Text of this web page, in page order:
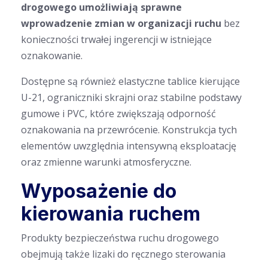
drogowego umożliwiają sprawne
wprowadzenie zmian w organizacji ruchu bez
konieczności trwałej ingerencji w istniejące
oznakowanie.
Dostępne są również elastyczne tablice kierujące
U-21, ograniczniki skrajni oraz stabilne podstawy
gumowe i PVC, które zwiększają odporność
oznakowania na przewrócenie. Konstrukcja tych
elementów uwzględnia intensywną eksploatację
oraz zmienne warunki atmosferyczne.
Wyposażenie do
kierowania ruchem
Produkty bezpieczeństwa ruchu drogowego
obejmują także lizaki do ręcznego sterowania